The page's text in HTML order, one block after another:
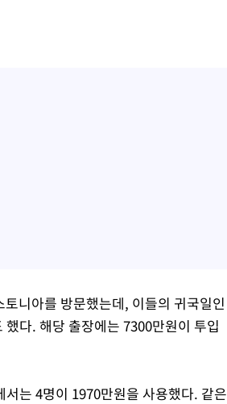
니아를 방문했는데, 이들의 귀국일인
다. 해당 출장에는 7300만원이 투입
는 4명이 1970만원을 사용했다. 같은